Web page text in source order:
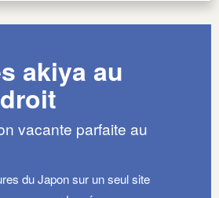
akiya au
vacante parfaite au
du Japon sur un seul site